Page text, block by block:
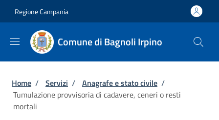
Regione Campania
Comune di Bagnoli Irpino
Briciole di pane
Home / Servizi / Anagrafe e stato civile /
Tumulazione provvisoria di cadavere, ceneri o resti
mortali